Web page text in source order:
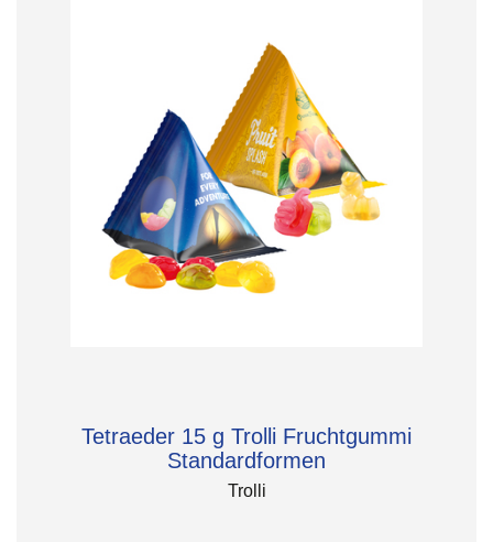
Tetraeder 15 g Trolli Fruchtgummi
Standardformen
Trolli